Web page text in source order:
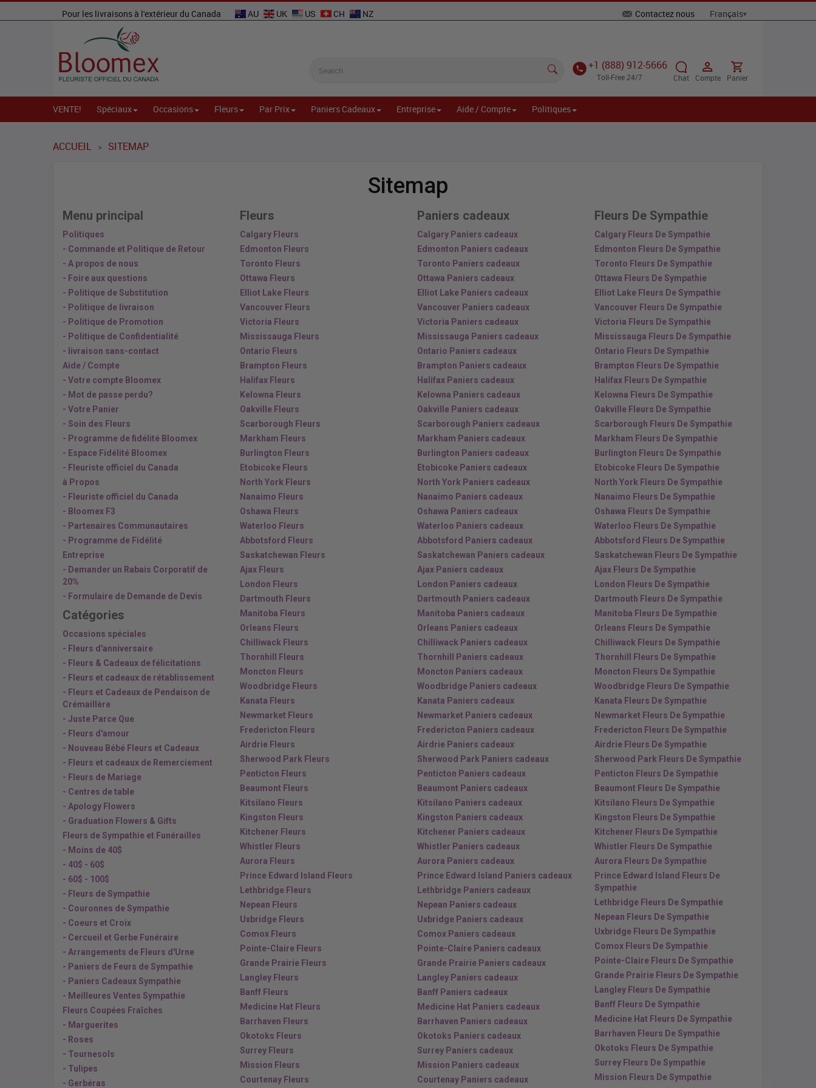
Pour les livraisons à l'extérieur du Canada AU UK US CH NZ Contactez nous
+1 (888) 912-5666
Toll-Free 24/7 Chat Compte Panier
VENTE! Spéciaux Occasions Fleurs Par Prix Paniers Cadeaux Entreprise Aide / Compte Politiques
ACCUEIL > SITEMAP
Sitemap
Menu principal
Politiques
- Commande et Politique de Retour
- A propos de nous
- Foire aux questions
- Politique de Substitution
- Politique de livraison
- Politique de Promotion
- Politique de Confidentialité
- livraison sans-contact
Aide / Compte
- Votre compte Bloomex
- Mot de passe perdu?
- Votre Panier
- Soin des Fleurs
- Programme de fidélité Bloomex
- Espace Fidélité Bloomex
- Fleuriste officiel du Canada
à Propos
- Fleuriste officiel du Canada
- Bloomex F3
- Partenaires Communautaires
- Programme de Fidélité
Entreprise
- Demander un Rabais Corporatif de
20%
- Formulaire de Demande de Devis
Catégories
Occasions spéciales
- Fleurs d'anniversaire
- Fleurs & Cadeaux de félicitations
- Fleurs et cadeaux de rétablissement
- Fleurs et Cadeaux de Pendaison de
Crémaillère
- Juste Parce Que
- Fleurs d'amour
- Nouveau Bébé Fleurs et Cadeaux
- Fleurs et cadeaux de Remerciement
- Fleurs de Mariage
- Centres de table
- Apology Flowers
- Graduation Flowers & Gifts
Fleurs de Sympathie et Funérailles
- Moins de 40$
- 40$ - 60$
- 60$ - 100$
- Fleurs de Sympathie
- Couronnes de Sympathie
- Coeurs et Croix
- Cercueil et Gerbe Funéraire
- Arrangements de Fleurs d'Urne
- Paniers de Feurs de Sympathie
- Paniers Cadeaux Sympathie
- Meilleures Ventes Sympathie
Fleurs Coupées Fraîches
- Marguerites
- Roses
- Tournesols
- Tulipes
- Gerbéras
Fleurs
Calgary Fleurs
Edmonton Fleurs
Toronto Fleurs
Ottawa Fleurs
Elliot Lake Fleurs
Vancouver Fleurs
Victoria Fleurs
Mississauga Fleurs
Ontario Fleurs
Brampton Fleurs
Halifax Fleurs
Kelowna Fleurs
Oakville Fleurs
Scarborough Fleurs
Markham Fleurs
Burlington Fleurs
Etobicoke Fleurs
North York Fleurs
Nanaimo Fleurs
Oshawa Fleurs
Waterloo Fleurs
Abbotsford Fleurs
Saskatchewan Fleurs
Ajax Fleurs
London Fleurs
Dartmouth Fleurs
Manitoba Fleurs
Orleans Fleurs
Chilliwack Fleurs
Thornhill Fleurs
Moncton Fleurs
Woodbridge Fleurs
Kanata Fleurs
Newmarket Fleurs
Fredericton Fleurs
Airdrie Fleurs
Sherwood Park Fleurs
Penticton Fleurs
Beaumont Fleurs
Kitsilano Fleurs
Kingston Fleurs
Kitchener Fleurs
Whistler Fleurs
Aurora Fleurs
Prince Edward Island Fleurs
Lethbridge Fleurs
Nepean Fleurs
Uxbridge Fleurs
Comox Fleurs
Pointe-Claire Fleurs
Grande Prairie Fleurs
Langley Fleurs
Banff Fleurs
Medicine Hat Fleurs
Barrhaven Fleurs
Okotoks Fleurs
Surrey Fleurs
Mission Fleurs
Courtenay Fleurs
Paniers cadeaux
Calgary Paniers cadeaux
Edmonton Paniers cadeaux
Toronto Paniers cadeaux
Ottawa Paniers cadeaux
Elliot Lake Paniers cadeaux
Vancouver Paniers cadeaux
Victoria Paniers cadeaux
Mississauga Paniers cadeaux
Ontario Paniers cadeaux
Brampton Paniers cadeaux
Halifax Paniers cadeaux
Kelowna Paniers cadeaux
Oakville Paniers cadeaux
Scarborough Paniers cadeaux
Markham Paniers cadeaux
Burlington Paniers cadeaux
Etobicoke Paniers cadeaux
North York Paniers cadeaux
Nanaimo Paniers cadeaux
Oshawa Paniers cadeaux
Waterloo Paniers cadeaux
Abbotsford Paniers cadeaux
Saskatchewan Paniers cadeaux
Ajax Paniers cadeaux
London Paniers cadeaux
Dartmouth Paniers cadeaux
Manitoba Paniers cadeaux
Orleans Paniers cadeaux
Chilliwack Paniers cadeaux
Thornhill Paniers cadeaux
Moncton Paniers cadeaux
Woodbridge Paniers cadeaux
Kanata Paniers cadeaux
Newmarket Paniers cadeaux
Fredericton Paniers cadeaux
Airdrie Paniers cadeaux
Sherwood Park Paniers cadeaux
Penticton Paniers cadeaux
Beaumont Paniers cadeaux
Kitsilano Paniers cadeaux
Kingston Paniers cadeaux
Kitchener Paniers cadeaux
Whistler Paniers cadeaux
Aurora Paniers cadeaux
Prince Edward Island Paniers cadeaux
Lethbridge Paniers cadeaux
Nepean Paniers cadeaux
Uxbridge Paniers cadeaux
Comox Paniers cadeaux
Pointe-Claire Paniers cadeaux
Grande Prairie Paniers cadeaux
Langley Paniers cadeaux
Banff Paniers cadeaux
Medicine Hat Paniers cadeaux
Barrhaven Paniers cadeaux
Okotoks Paniers cadeaux
Surrey Paniers cadeaux
Mission Paniers cadeaux
Courtenay Paniers cadeaux
Fleurs De Sympathie
Calgary Fleurs De Sympathie
Edmonton Fleurs De Sympathie
Toronto Fleurs De Sympathie
Ottawa Fleurs De Sympathie
Elliot Lake Fleurs De Sympathie
Vancouver Fleurs De Sympathie
Victoria Fleurs De Sympathie
Mississauga Fleurs De Sympathie
Ontario Fleurs De Sympathie
Brampton Fleurs De Sympathie
Halifax Fleurs De Sympathie
Kelowna Fleurs De Sympathie
Oakville Fleurs De Sympathie
Scarborough Fleurs De Sympathie
Markham Fleurs De Sympathie
Burlington Fleurs De Sympathie
Etobicoke Fleurs De Sympathie
North York Fleurs De Sympathie
Nanaimo Fleurs De Sympathie
Oshawa Fleurs De Sympathie
Waterloo Fleurs De Sympathie
Abbotsford Fleurs De Sympathie
Saskatchewan Fleurs De Sympathie
Ajax Fleurs De Sympathie
London Fleurs De Sympathie
Dartmouth Fleurs De Sympathie
Manitoba Fleurs De Sympathie
Orleans Fleurs De Sympathie
Chilliwack Fleurs De Sympathie
Thornhill Fleurs De Sympathie
Moncton Fleurs De Sympathie
Woodbridge Fleurs De Sympathie
Kanata Fleurs De Sympathie
Newmarket Fleurs De Sympathie
Fredericton Fleurs De Sympathie
Airdrie Fleurs De Sympathie
Sherwood Park Fleurs De Sympathie
Penticton Fleurs De Sympathie
Beaumont Fleurs De Sympathie
Kitsilano Fleurs De Sympathie
Kingston Fleurs De Sympathie
Kitchener Fleurs De Sympathie
Whistler Fleurs De Sympathie
Aurora Fleurs De Sympathie
Prince Edward Island Fleurs De
Sympathie
Lethbridge Fleurs De Sympathie
Nepean Fleurs De Sympathie
Uxbridge Fleurs De Sympathie
Comox Fleurs De Sympathie
Pointe-Claire Fleurs De Sympathie
Grande Prairie Fleurs De Sympathie
Langley Fleurs De Sympathie
Banff Fleurs De Sympathie
Medicine Hat Fleurs De Sympathie
Barrhaven Fleurs De Sympathie
Okotoks Fleurs De Sympathie
Surrey Fleurs De Sympathie
Mission Fleurs De Sympathie